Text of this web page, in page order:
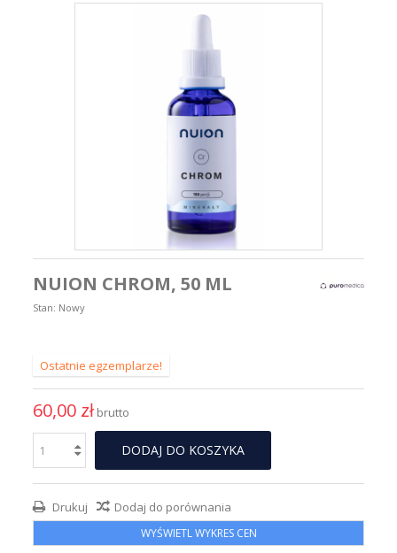
NUION CHROM, 50 ML
Stan: Nowy
Ostatnie egzemplarze!
60,00 zł brutto
DODAJ DO KOSZYKA
Drukuj Dodaj do porównania
WYŚWIETL WYKRES CEN